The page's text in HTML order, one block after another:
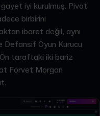
iyi kurulmuş. Pivot
birbirini
ibaret değil, aynı
Defansif Oyun Kurucu
taraftaki iki bariz
Forvet Morgan